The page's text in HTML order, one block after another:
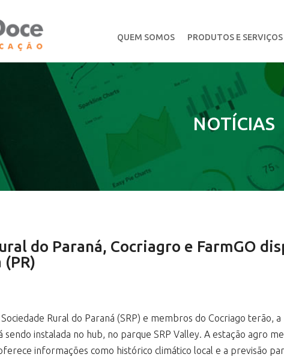
QUEM SOMOS PRODUTOS E SERVIÇOS
NOTÍCIAS
do Paraná, Cocriagro e FarmGO
Rural do Paraná (SRP) e membros do Cocriago
sendo instalada no hub, no parque SRP Valley. A estação agro
informações como histórico climático local e a previsão